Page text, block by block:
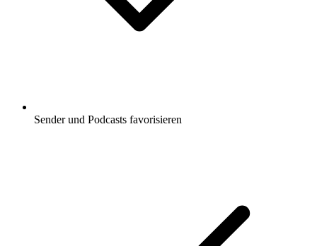
Sender und Podcasts favorisieren